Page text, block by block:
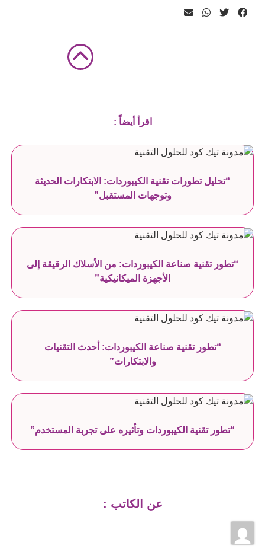
اقرأ أيضاً :
“تحليل تطورات تقنية الكيبوردات: الابتكارات الحديثة
وتوجهات المستقبل”
“تطور تقنية صناعة الكيبوردات: من الأسلاك الرقيقة إلى
الأجهزة الميكانيكية”
“تطور تقنية صناعة الكيبوردات: أحدث التقنيات
والابتكارات”
“تطور تقنية الكيبوردات وتأثيره على تجربة المستخدم”
عن الكاتب :